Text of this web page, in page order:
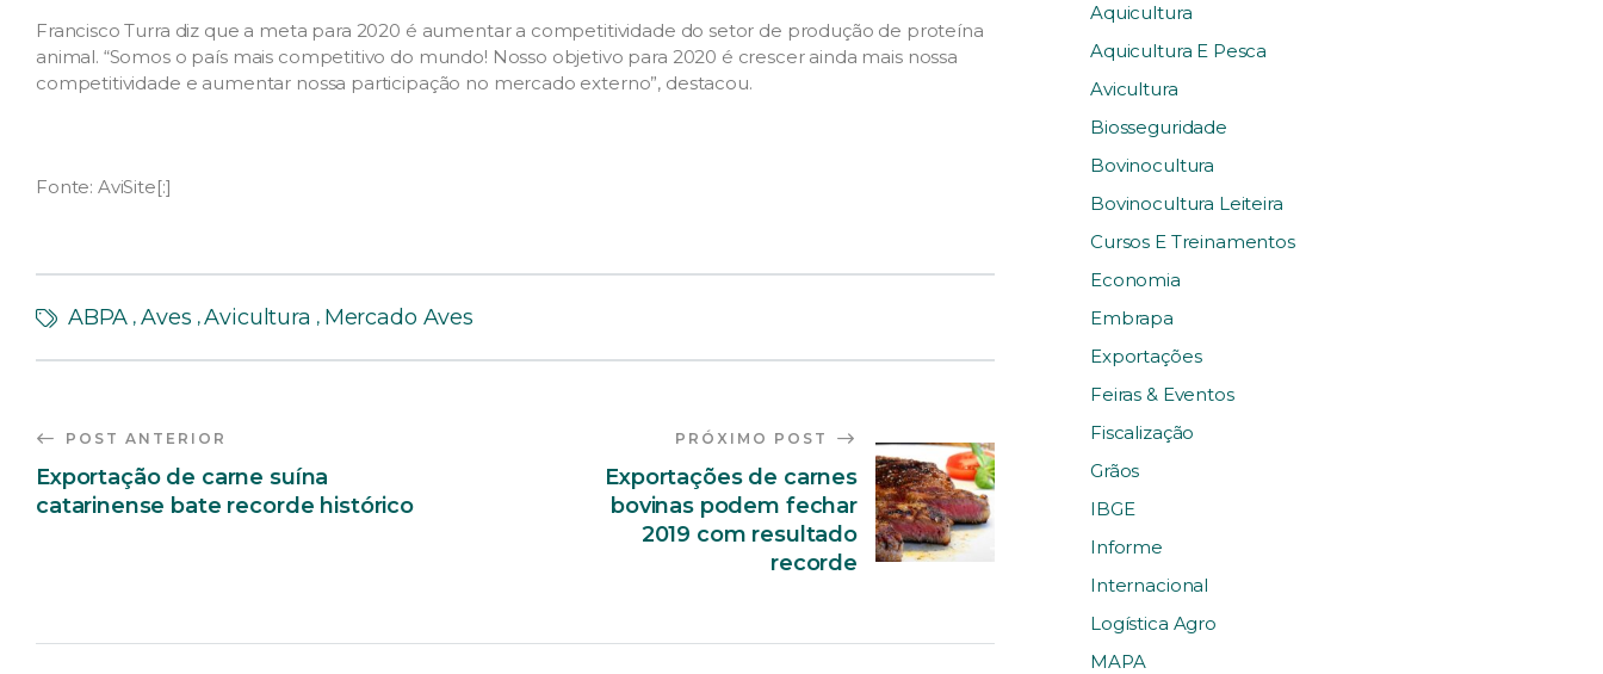
Francisco Turra diz que a meta para 2020 é aumentar a competitividade do setor de produção de proteína
animal. “Somos o país mais competitivo do mundo! Nosso objetivo para 2020 é crescer ainda mais nossa
competitividade e aumentar nossa participação no mercado externo”, destacou.
Fonte: AviSite[:]
ABPA , Aves , Avicultura , Mercado Aves
POST ANTERIOR
Exportação de carne suína
catarinense bate recorde histórico
PRÓXIMO POST
Exportações de carnes
bovinas podem fechar
2019 com resultado
recorde
Aquicultura
Aquicultura E Pesca
Avicultura
Biosseguridade
Bovinocultura
Bovinocultura Leiteira
Cursos E Treinamentos
Economia
Embrapa
Exportações
Feiras & Eventos
Fiscalização
Grãos
IBGE
Informe
Internacional
Logística Agro
MAPA